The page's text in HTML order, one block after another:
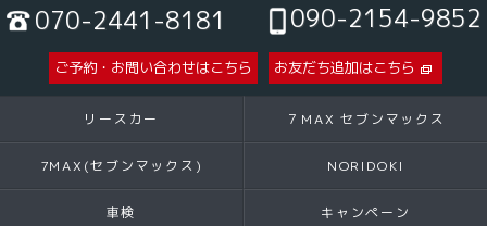
070-2441-8181 090-2154-9852
ご予約・お問い合わせはこちら お友だち追加はこちら
リースカー ７MAX セブンマックス
7MAX(セブンマックス) NORIDOKI
車検 キャンペーン